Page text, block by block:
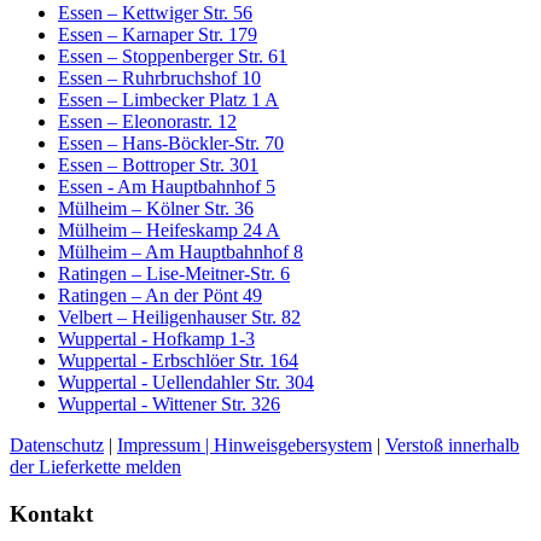
Essen – Kettwiger Str. 56
Essen – Karnaper Str. 179
Essen – Stoppenberger Str. 61
Essen – Ruhrbruchshof 10
Essen – Limbecker Platz 1 A
Essen – Eleonorastr. 12
Essen – Hans-Böckler-Str. 70
Essen – Bottroper Str. 301
Essen - Am Hauptbahnhof 5
Mülheim – Kölner Str. 36
Mülheim – Heifeskamp 24 A
Mülheim – Am Hauptbahnhof 8
Ratingen – Lise-Meitner-Str. 6
Ratingen – An der Pönt 49
Velbert – Heiligenhauser Str. 82
Wuppertal - Hofkamp 1-3
Wuppertal - Erbschlöer Str. 164
Wuppertal - Uellendahler Str. 304
Wuppertal - Wittener Str. 326
Datenschutz | Impressum | Hinweisgebersystem | Verstoß innerhalb
der Lieferkette melden
Kontakt